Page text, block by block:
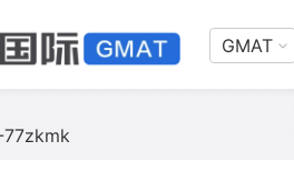
GMAT
77zkmk